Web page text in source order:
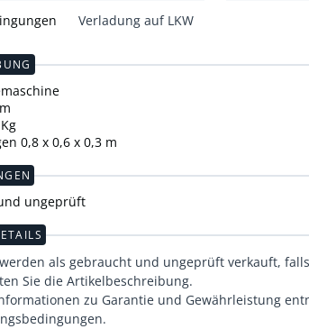
Verladung auf LKW
0,8 x 0,6 x 0,3 m
ungeprüft
als gebraucht und ungeprüft verkauft,
Sie die Artikelbeschreibung.
zu Garantie und Gewährleistung